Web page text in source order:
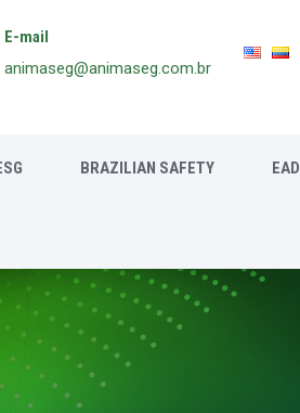
E-mail
animaseg@animaseg.com.br
BRAZILIAN SAFETY EAD